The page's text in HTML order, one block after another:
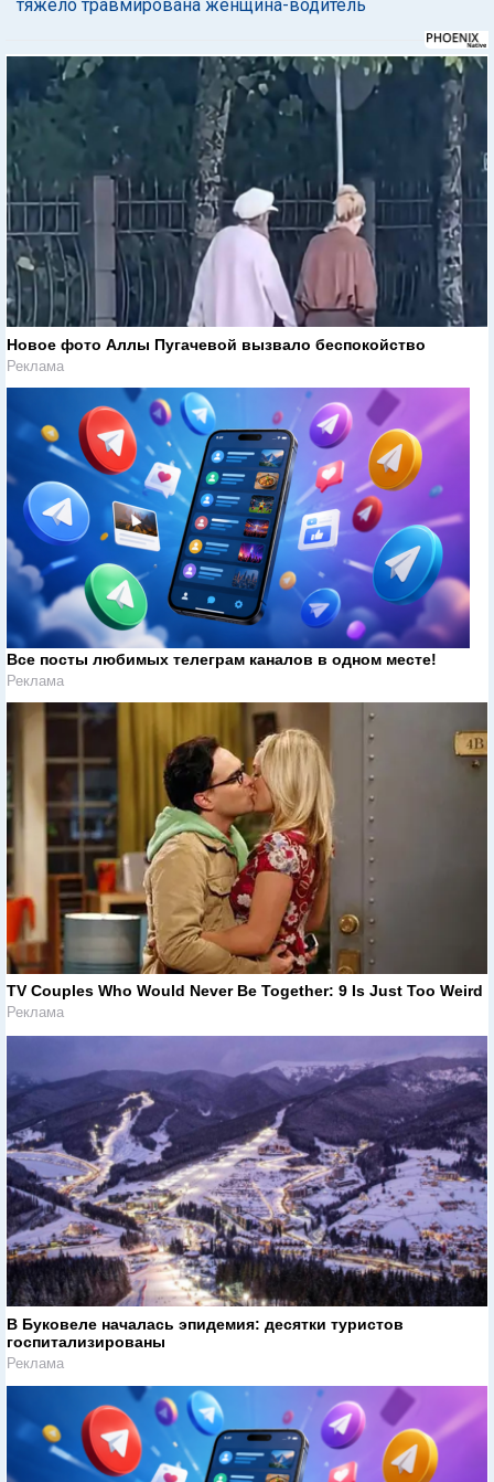
тяжело травмирована женщина-водитель
Новое фото Аллы Пугачевой вызвало беспокойство
Реклама
Все посты любимых телеграм каналов в одном месте!
Реклама
TV Couples Who Would Never Be Together: 9 Is Just Too Weird
Реклама
В Буковеле началась эпидемия: десятки туристов
госпитализированы
Реклама